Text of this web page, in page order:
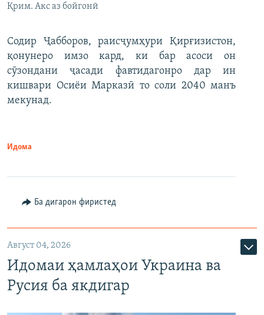
Қрим. Акс аз бойгонӣ
Содир Ҷабборов, раисҷумҳури Қирғизистон,
қонунеро имзо кард, ки бар асоси он
сӯзондани ҷасади фавтидагонро дар ин
кишвари Осиёи Марказӣ то соли 2040 манъ
мекунад.
Идома
Ба дигарон фиристед
Август 04, 2026
Идомаи ҳамлаҳои Украина ва
Русия ба якдигар